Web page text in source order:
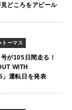
どころをアピール
トーマス
が105日間走る！
WITH
運転日を発表